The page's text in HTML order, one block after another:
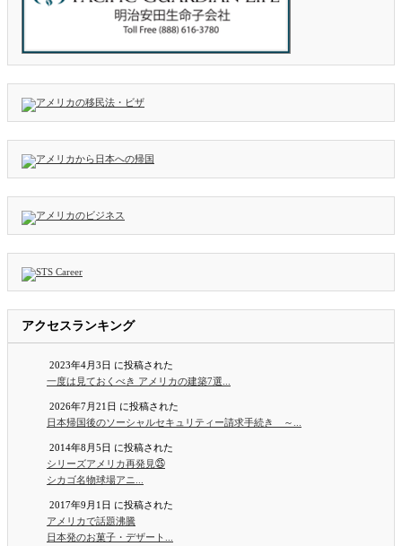
アクセスランキング
2023年4月3日 に投稿された
一度は見ておくべき アメリカの建築7選...
2026年7月21日 に投稿された
日本帰国後のソーシャルセキュリティー請求手続き ～...
2014年8月5日 に投稿された
シリーズアメリカ再発見㉕
シカゴ名物球場アニ...
2017年9月1日 に投稿された
アメリカで話題沸騰
日本発のお菓子・デザート...